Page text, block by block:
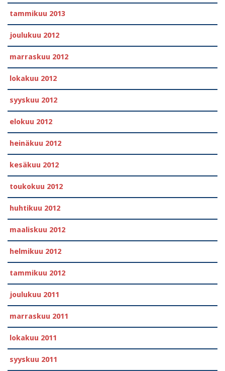
tammikuu 2013
joulukuu 2012
marraskuu 2012
lokakuu 2012
syyskuu 2012
elokuu 2012
heinäkuu 2012
kesäkuu 2012
toukokuu 2012
huhtikuu 2012
maaliskuu 2012
helmikuu 2012
tammikuu 2012
joulukuu 2011
marraskuu 2011
lokakuu 2011
syyskuu 2011